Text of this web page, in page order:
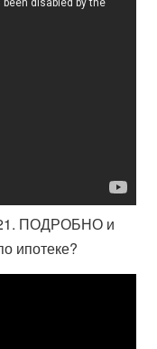
ПОДРОБНО и
ипотеке?